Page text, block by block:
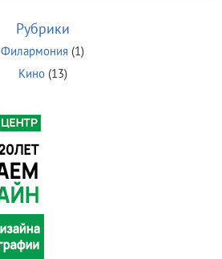
Рубрики
Филармония (1)
Кино(13)